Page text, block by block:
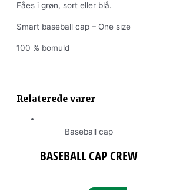
Fåes i grøn, sort eller blå.
Smart baseball cap – One size
100 % bomuld
Relaterede varer
Baseball cap
BASEBALL CAP CREW